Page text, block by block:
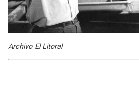
Archivo El Litoral